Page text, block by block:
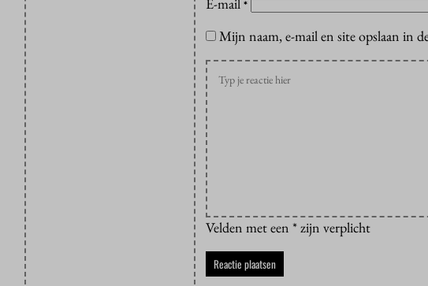
*
Mijn naam, e-mail en site opslaan in
Velden met een * zijn verplicht